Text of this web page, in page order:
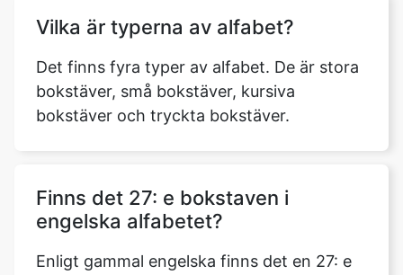
Vilka är typerna av alfabet?
Det finns fyra typer av alfabet. De är stora
bokstäver, små bokstäver, kursiva
bokstäver och tryckta bokstäver.
Finns det 27: e bokstaven i
engelska alfabetet?
Enligt gammal engelska finns det en 27: e